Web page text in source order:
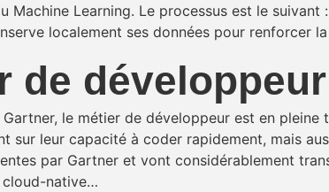
Machine Learning. Le processus est le
localement ses données pour renforcer
de développeur
Gartner, le métier de développeur est en
sur leur capacité à coder rapidement, mais
par Gartner et vont considérablement
cloud-native…